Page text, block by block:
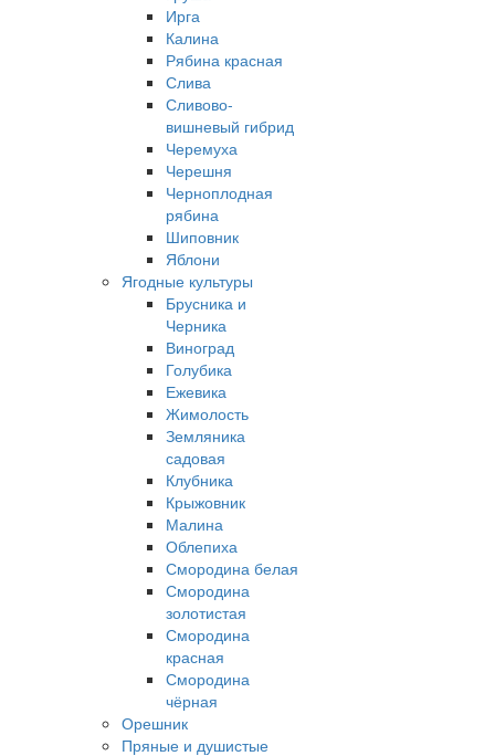
Ирга
Калина
Рябина красная
Слива
Сливово-
вишневый гибрид
Черемуха
Черешня
Черноплодная
рябина
Шиповник
Яблони
Ягодные культуры
Брусника и
Черника
Виноград
Голубика
Ежевика
Жимолость
Земляника
садовая
Клубника
Крыжовник
Малина
Облепиха
Смородина белая
Смородина
золотистая
Смородина
красная
Смородина
чёрная
Орешник
Пряные и душистые